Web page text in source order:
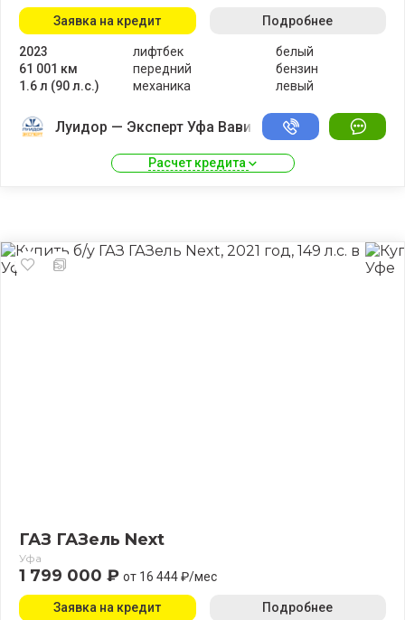
2023
61 001 км
1.6 л (90 л.с.)
лифтбек
передний
механика
белый
бензин
левый
Заявка на кредит Подробнее
Луидор — Эксперт Уфа Вавилово
Расчет кредита
ГАЗ ГАЗель Next
Уфа
1 799 000 ₽ от 16 444 ₽/мес
Заявка на кредит Подробнее